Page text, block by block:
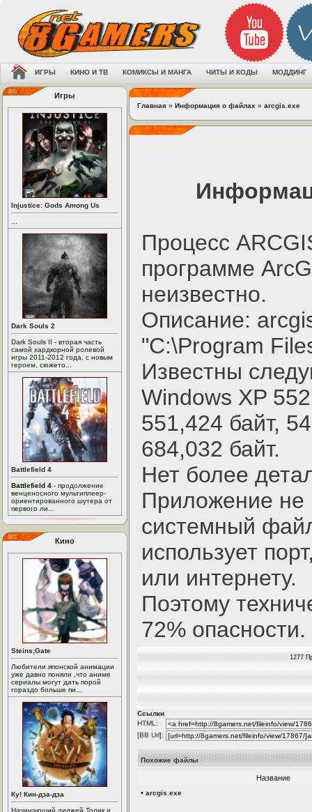
ИГРЫ КИНО И ТВ КОМИКСЫ И МАНГА ЧИТЫ И КОДЫ МОДДИНГ
Игры
Injustice: Gods Among Us
Dark Souls 2
Dark Souls II - вторая часть
самой хардкорной ролевой
игры 2011-2012 года, с новым
героем, сюжето...
Battlefield 4
Battlefield 4 - продолжение
венценосного мультиплеер-
ориентированного шутера от
первого ли...
Кино
Steins;Gate
Любители японской анимации
уже давно поняли ,что аниме
сериалы могут дать порой
гораздо больше пи...
Ку! Кин-дза-дза
Начинающий диджей Толик и
Главная » Информация о файлах » arcgis.exe
Процесс
программе
неизвестно.
Описание:
"C:\Program
Известны
Windows XP
551,424 байт,
684,032 байт.
Нет более
Приложение не
системный
использует
или интернету.
Поэтому
72% опасности.
1277
Ссылки
HTML:
[BB Url]:
Похожие файлы
Название
• arcgis.exe